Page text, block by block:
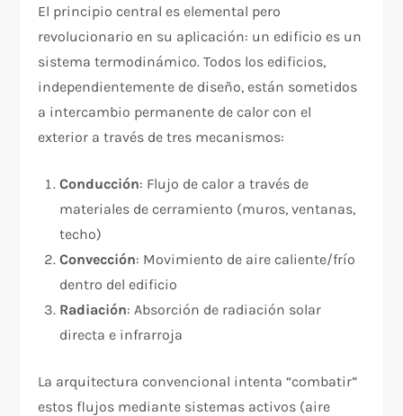
El principio central es elemental pero
revolucionario en su aplicación: un edificio es un
sistema termodinámico. Todos los edificios,
independientemente de diseño, están sometidos
a intercambio permanente de calor con el
exterior a través de tres mecanismos:
Conducción: Flujo de calor a través de
materiales de cerramiento (muros, ventanas,
techo)
Convección: Movimiento de aire caliente/frío
dentro del edificio
Radiación: Absorción de radiación solar
directa e infrarroja
La arquitectura convencional intenta “combatir”
estos flujos mediante sistemas activos (aire